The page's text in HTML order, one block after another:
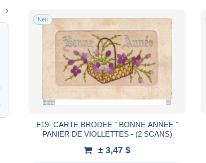
Neu
F19- CARTE BRODEE " BONNE ANNEE "
PANIER DE VIOLLETTES - (2 SCANS)
± 3,47 $